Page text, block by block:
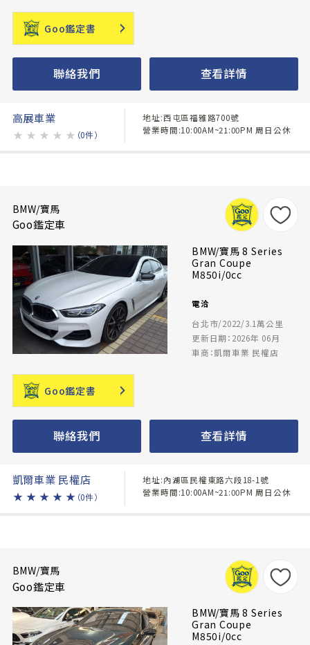
Goo鑑定書
聯絡我們 查看詳情
高展車業
★ ★ ★ ★ ★ （0件）
地址:西屯區福雅路700號
營業時間:10:00AM~21:00PM 周日公休
BMW/寶馬
Goo鑑定車
BMW/寶馬 8 Series
Gran Coupe
M850i/0cc
電洽
台北市/2022/3.1萬公里
更新日期：2026年 06月
車商：凱爾車業 民權店
Goo鑑定書
聯絡我們 查看詳情
凱爾車業 民權店
★ ★ ★ ★ ★ （0件）
地址:內湖區民權東路六段18-1號
營業時間:10:00AM~21:00PM 周日公休
BMW/寶馬
Goo鑑定車
BMW/寶馬 8 Series
Gran Coupe
M850i/0cc